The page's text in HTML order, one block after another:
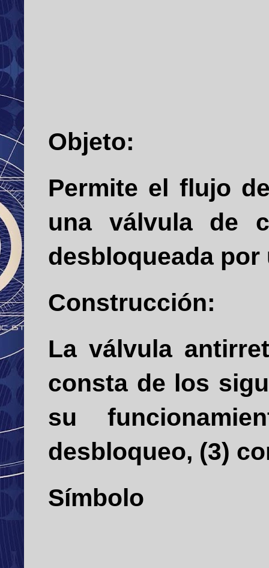
Objeto:
Permite el flujo
una válvula de
desbloqueada
Construcción:
La válvula
consta de los
su
desbloqueo, (3)
Símbolo